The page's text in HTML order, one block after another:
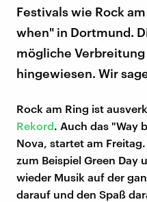
Festivals wie Rock
when" in Dortmund.
mögliche
hingewiesen. Wir
Rock am Ring ist
Rekord. Auch das "Way
Nova, startet am
zum Beispiel Green Day
wieder Musik auf der
darauf und den Spaß